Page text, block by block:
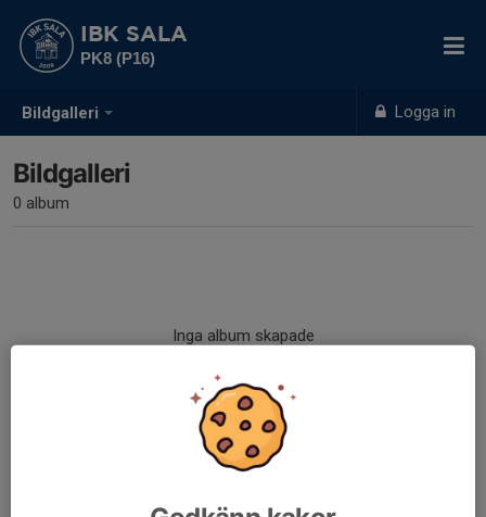
Bildgalleri Logga in
IBK SALA
PK8 (P16)
Bildgalleri
0 album
Inga album skapade